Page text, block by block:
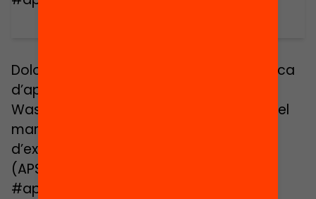
Dolores Perillán, coordinadora acadèmica
d’aprenentatge servei a la George
Washington University (EUA), intervé en el
marc de les 5es Jornades d’intercanvi
d’experiències d’aprenentatge servei
(APS).
#aprenentatgeservei, @apscatalunya